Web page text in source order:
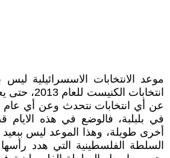
موعد الانتخابات الاسسرائيلية ليس
انتخابات
عن أي انتخابات نتحدث وعن أي عام
في بلبلبة، فالوضع في هذه
أخرى طويلة، وهذا الموعد ليس ببعيد
السلطة الفلسطينية التي هدد